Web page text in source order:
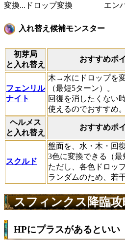
変換...ドロップ変換 エンハ
入れ替え候補モンスター
初芽局
と入れ替え
おすすめポ
フェンリル
ナイト
木→水にドロップを
（最短5ターン）。
回復を消したくない
使えるのでおすすめ。
ヘルメス
と入れ替え
おすすめポ
スクルド
盤面を、水・木・回
3色に変換できる（最
ただし、各色ドロッ
ランダムのため、若
スフィンクス降臨
HPにプラスがあるといい